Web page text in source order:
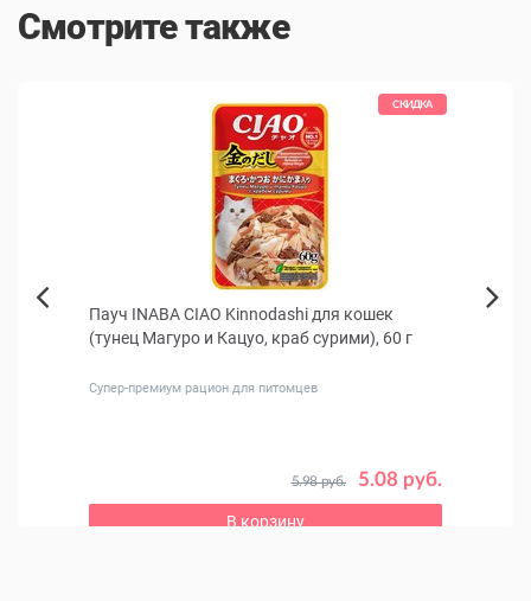
Смотрите также
СКИДКА
Пауч INABA CIAO Kinnodashi для кошек
(тунец Магуро и Кацуо, краб сурими), 60 г
Супер-премиум рацион для питомцев
5.08 руб.
5.98 руб.
В корзину